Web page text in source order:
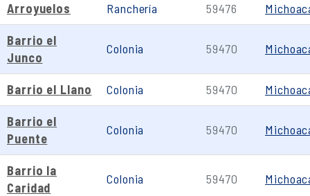
Arroyuelos Ranchería 59476
Barrio el
Junco
Colonia 59470
Barrio el Llano Colonia 59470
Barrio el
Puente
Colonia 59470
Barrio la
Caridad
Colonia 59470